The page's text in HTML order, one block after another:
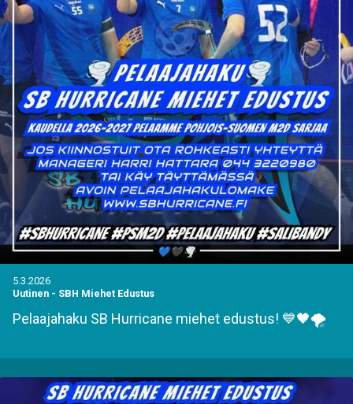
5.3.2026
Uutinen - SBH Miehet Edustus
Pelaajahaku SB Hurricane miehet edustus! 💙🖤🌪